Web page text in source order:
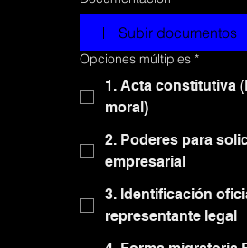
Subir documentos
Opciones múltiples *
1. Acta constitutiva
moral)
2. Poderes para
empresarial
3. Identificación
representante legal
Subir documentos
Opciones múltiples *
1. Acta constitutiva
moral)
2. Poderes para
empresarial
3. Identificación
representante legal